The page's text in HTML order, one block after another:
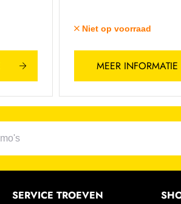
Niet op voorraad
MEER INFORMATIE
SERVICE TROEVEN